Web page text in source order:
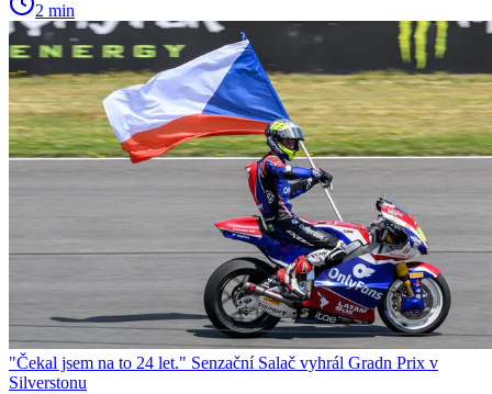
2 min
"Čekal jsem na to 24 let." Senzační Salač vyhrál Gradn Prix v
Silverstonu